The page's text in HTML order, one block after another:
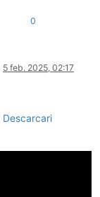
0
5 feb. 2025, 02:17